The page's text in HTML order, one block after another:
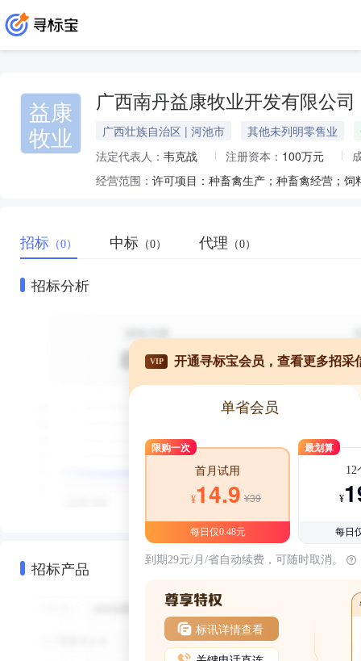
益康
牧业
广西南丹益康牧业开发有限公司
广西壮族自治区 | 河池市 其他未列明零售业
法定代表人： 韦克战 注册资本： 100万元
经营范围：
招标 （0） 中标 （0） 代理 （0）
招标分析
招标产品
VIP 开通寻标宝会员，查看更多招采
单省会员
限购一次
首月试用
¥14.9 ¥39
每日仅0.48元
最划算
12
¥
每日
到期29元/月/省自动续费，可随时取消。
标讯详情查看